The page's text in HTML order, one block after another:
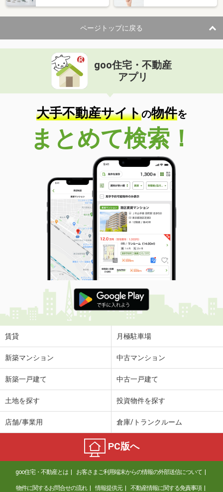
ページトップに戻る
goo住宅・不動産
アプリ
大手不動産サイトの物件を
まとめて検索！
賃貸 月極駐車場
新築マンション 中古マンション
新築一戸建て 中古一戸建て
土地を探す 投資物件を探す
店舗/事業用 倉庫/トランクルーム
PC版へ
goo住宅・不動産とは お客さまご利用端末からの情報の外部送信について
物件に関するお問合せの流れ 情報提供元 不動産情報に関する免責事項